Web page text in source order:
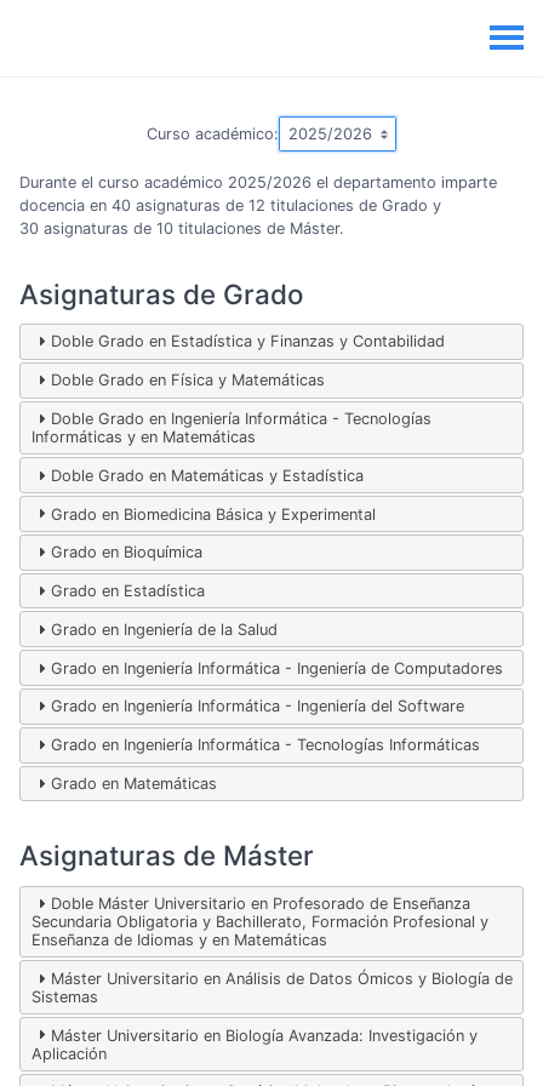
Curso académico:
Durante el curso académico 2025/2026 el departamento imparte
docencia en 40 asignaturas de 12 titulaciones de Grado y
30 asignaturas de 10 titulaciones de Máster.
Asignaturas de Grado
Doble Grado en Estadística y Finanzas y Contabilidad
Doble Grado en Física y Matemáticas
Doble Grado en Ingeniería Informática - Tecnologías
Informáticas y en Matemáticas
Doble Grado en Matemáticas y Estadística
Grado en Biomedicina Básica y Experimental
Grado en Bioquímica
Grado en Estadística
Grado en Ingeniería de la Salud
Grado en Ingeniería Informática - Ingeniería de Computadores
Grado en Ingeniería Informática - Ingeniería del Software
Grado en Ingeniería Informática - Tecnologías Informáticas
Grado en Matemáticas
Asignaturas de Máster
Doble Máster Universitario en Profesorado de Enseñanza
Secundaria Obligatoria y Bachillerato, Formación Profesional y
Enseñanza de Idiomas y en Matemáticas
Máster Universitario en Análisis de Datos Ómicos y Biología de
Sistemas
Máster Universitario en Biología Avanzada: Investigación y
Aplicación